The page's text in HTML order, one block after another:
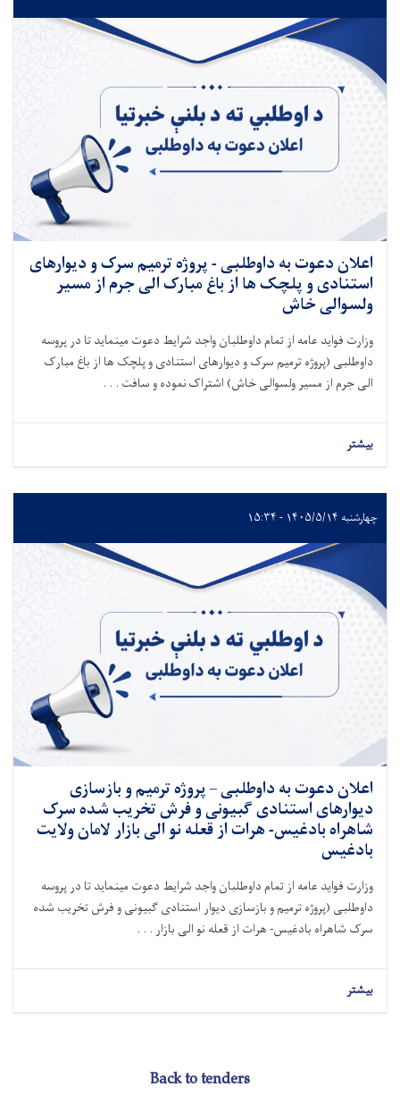
اعلان دعوت به داوطلبی - پروژه ترمیم سرک و دیوارهای
استنادی و پلچک ها از باغ مبارک الی جرم از مسیر
ولسوالی خاش
وزارت فواید عامه از تمام داوطلبان واجد شرایط دعوت مینماید تا در پروسه
داوطلبی (پروژه ترمیم سرک و دیوارهای استنادی و پلچک ها از باغ مبارک
الی جرم از مسیر ولسوالی خاش) اشتراک نموده و سافت . . .
بیشتر
چهارشنبه ۱۴۰۵/۵/۱۴ - ۱۵:۳۴
اعلان دعوت به داوطلبی – پروژه ترمیم و بازسازی
دیوارهای استنادی گبیونی و فرش تخریب شده سرک
شاهراه بادغیس- هرات از قعله نو الی بازار لامان ولایت
بادغیس
وزارت فواید عامه از تمام داوطلبان واجد شرایط دعوت مینماید تا در پروسه
داوطلبی (پروژه ترمیم و بازسازی دیوار استنادیگبیونی و فرش تخریب شده
سرک شاهراه بادغیس- هرات از قعله نو الی بازار . . .
بیشتر
Back to tenders